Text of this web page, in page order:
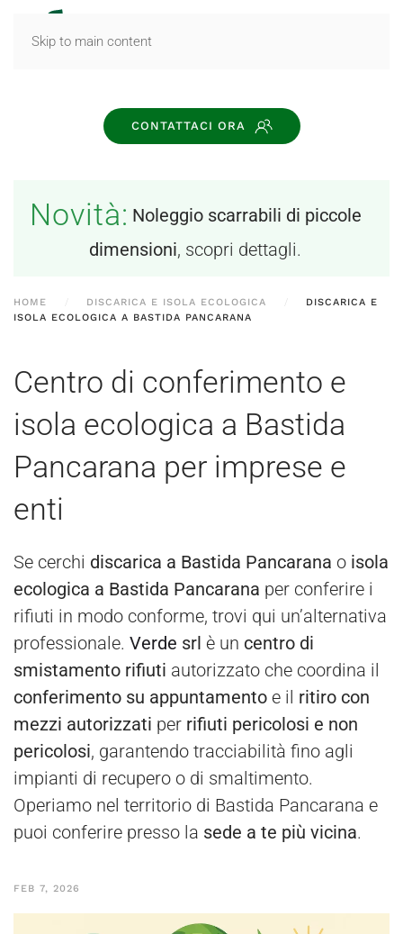
Skip to main content
CONTATTACI ORA
Novità: Noleggio scarrabili di piccole
dimensioni, scopri dettagli.
HOME DISCARICA E ISOLA ECOLOGICA
DISCARICA E
ISOLA ECOLOGICA A BASTIDA PANCARANA
Centro di conferimento e
isola ecologica a Bastida
Pancarana per imprese e
enti
Se cerchi discarica a Bastida Pancarana o isola
ecologica a Bastida Pancarana per conferire i
rifiuti in modo conforme, trovi qui un’alternativa
professionale. Verde srl è un centro di
smistamento rifiuti autorizzato che coordina il
conferimento su appuntamento e il ritiro con
mezzi autorizzati per rifiuti pericolosi e non
pericolosi, garantendo tracciabilità fino agli
impianti di recupero o di smaltimento.
Operiamo nel territorio di Bastida Pancarana e
puoi conferire presso la sede a te più vicina.
FEB 7, 2026